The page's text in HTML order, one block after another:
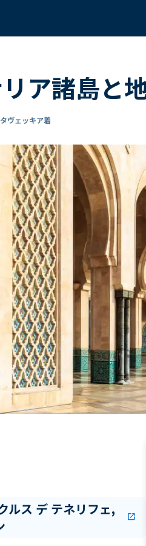
ア諸島と
ヴェッキア着
ルス デ テネリフェ,
open_in_new